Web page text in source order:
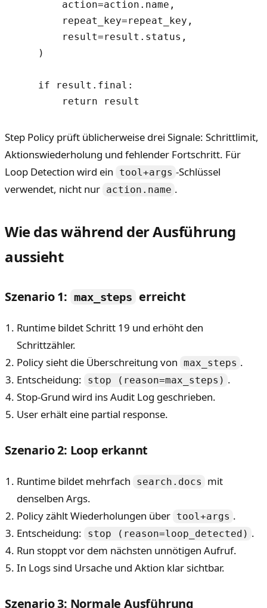
        action=action.name,
        repeat_key=repeat_key,
        result=result.status,
    )
    if result.final:
Step Policy prüft üblicherweise drei Signale: Schrittlimit,
Aktionswiederholung und fehlender Fortschritt. Für
Loop Detection wird ein
tool+args -Schlüssel
verwendet, nicht nur action.name .
Wie das während der Ausführung
aussieht
Szenario 1: max_steps erreicht
Runtime bildet Schritt 19 und erhöht den
Schrittzähler.
Policy sieht die Überschreitung von max_steps .
Entscheidung:
stop (reason=max_steps) .
Stop-Grund wird ins Audit Log geschrieben.
User erhält eine partial response.
Szenario 2: Loop erkannt
Runtime bildet mehrfach search.docs
mit
denselben Args.
Policy zählt Wiederholungen über tool+args .
Entscheidung:
stop (reason=loop_detected) .
Run stoppt vor dem nächsten unnötigen Aufruf.
In Logs sind Ursache und Aktion klar sichtbar.
Szenario 3: Normale Ausführung